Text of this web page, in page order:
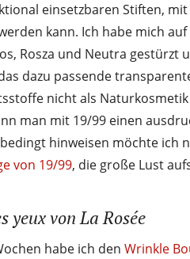
einsetzbaren Stiften,
kann. Ich habe mich
Rosza und Neutra gestürzt
dazu passende
nicht als
man mit 19/99 einen
hinweisen möchte ich
von 19/99, die große Lust
yeux von La Rosée
habe ich den Wrinkle